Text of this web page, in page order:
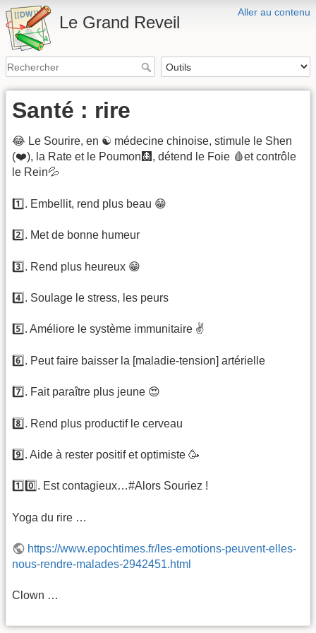
Aller au contenu
Le Grand Reveil
Santé : rire
😂 Le Sourire, en ☯️ médecine chinoise, stimule le Shen
(❤️), la Rate et le Poumon🩻, détend le Foie 🩸et contrôle
le Rein💦
1️⃣. Embellit, rend plus beau 😁
2️⃣. Met de bonne humeur
3️⃣. Rend plus heureux 😁
4️⃣. Soulage le stress, les peurs
5️⃣. Améliore le système immunitaire ✌️
6️⃣. Peut faire baisser la [maladie-tension] artérielle
7️⃣. Fait paraître plus jeune 😍
8️⃣. Rend plus productif le cerveau
9️⃣. Aide à rester positif et optimiste 🥳
1️⃣0️⃣. Est contagieux…#Alors Souriez !
Yoga du rire …
https://www.epochtimes.fr/les-emotions-peuvent-elles-
nous-rendre-malades-2942451.html
Clown …